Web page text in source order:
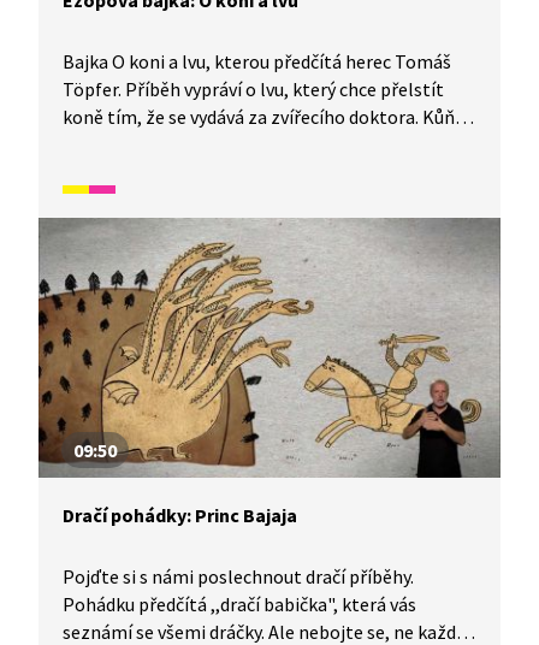
Bajka O koni a lvu, kterou předčítá herec Tomáš
Töpfer. Příběh vypráví o lvu, který chce přelstít
koně tím, že se vydává za zvířecího doktora. Kůň
09:50
Dračí pohádky: Princ Bajaja
Pojďte si s námi poslechnout dračí příběhy.
Pohádku předčítá ,,dračí babička", která vás
seznámí se všemi dráčky. Ale nebojte se, ne každý